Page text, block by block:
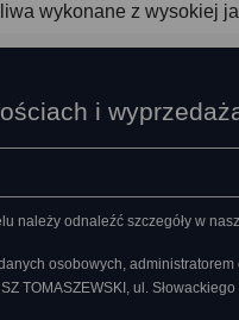
wykonane z wysokiej
i
należy odnaleźć szczegóły w
osobowych,
TOMASZEWSKI, ul.